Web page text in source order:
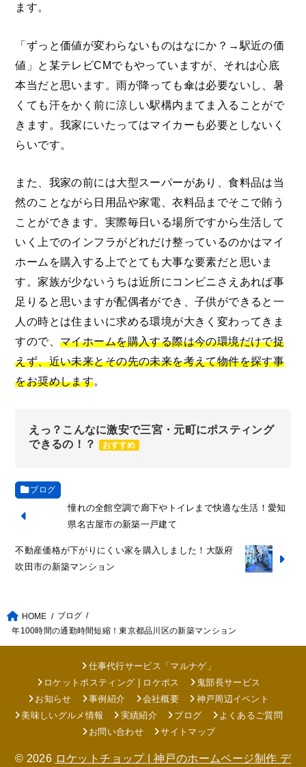
ます。
「ずっと価値が変わらないものはなにか？→駅近の価
値」と某テレビCMでもやっていますが、それは心底
本当だと思います。雨が降っても傘は必要ないし、暑
くても汗をかく前に涼しい駅構内まてま入ることがで
きます。我家にいたってはマイカーも必要としないく
らいです。
また、我家の前には大型スーパーがあり、食料品は当
然のことながら日用品や家電、衣料品までそこで賄う
ことができます。実際毎日いる場所ですから生活して
いく上でのインフラがどれだけ整っているのかはマイ
ホームを購入する上でとても大事な要素だと思いま
す。家族が少ないうちは近所にコンビニさえあれば事
足りると思いますが配偶者ができ、子供ができると一
人の時とは住まいに求める環境が大きく変わってきま
すので、マイホームを購入する際は今の環境だけで捉
えず、近い未来とその先の未来を考えて物件を探す事
をお奨めします。
えっ？こんなに激安で三宮・元町にポスティング
できるの！？
おすすめ
ブログ
憧れの全館空調で廊下やトイレまで快適な生活！愛知
県名古屋市の新築一戸建て
不動産価格が下がりにくい家を購入しました！大阪府
吹田市の新築マンション
HOME
ブログ
年100時間の通勤時間短縮！東京都品川区の新築マンション
仕事代行サービス「マルナゲ」
ロケットポスティング | ロケポス
鬼部長サービス
お知らせ
事例紹介 会社概要
神戸周辺イベント
美味しいグルメ情報
実績紹介 ブログ
よくあるご質問
お問い合わせ
サイトマップ
© 2026 ロケットチョップ | 神戸のホームページ制作 デ